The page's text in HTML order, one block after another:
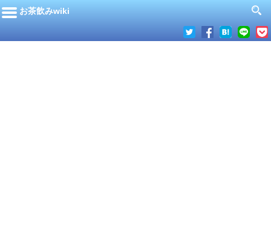
お茶飲みwiki